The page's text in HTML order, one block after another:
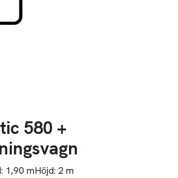
580 +
1,90 mHöjd: 2 m